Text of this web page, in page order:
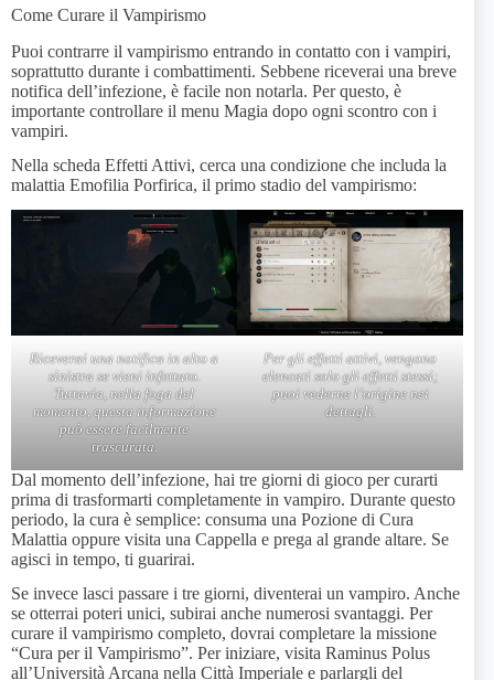
Come Curare il Vampirismo
Puoi contrarre il vampirismo entrando in contatto con i vampiri,
soprattutto durante i combattimenti. Sebbene riceverai una breve
notifica dell’infezione, è facile non notarla. Per questo, è
importante controllare il menu Magia dopo ogni scontro con i
vampiri.
Nella scheda Effetti Attivi, cerca una condizione che includa la
malattia Emofilia Porfirica, il primo stadio del vampirismo:
Riceverai una notifica in alto a
sinistra se vieni infettato.
Tuttavia, nella foga del
momento, questa informazione
può essere facilmente
trascurata.
Per gli effetti attivi, vengono
elencati solo gli effetti stessi;
puoi vederne l’origine nei
dettagli.
Dal momento dell’infezione, hai tre giorni di gioco per curarti
prima di trasformarti completamente in vampiro. Durante questo
periodo, la cura è semplice: consuma una Pozione di Cura
Malattia oppure visita una Cappella e prega al grande altare. Se
agisci in tempo, ti guarirai.
Se invece lasci passare i tre giorni, diventerai un vampiro. Anche
se otterrai poteri unici, subirai anche numerosi svantaggi. Per
curare il vampirismo completo, dovrai completare la missione
“Cura per il Vampirismo”. Per iniziare, visita Raminus Polus
all’Università Arcana nella Città Imperiale e parlargli del